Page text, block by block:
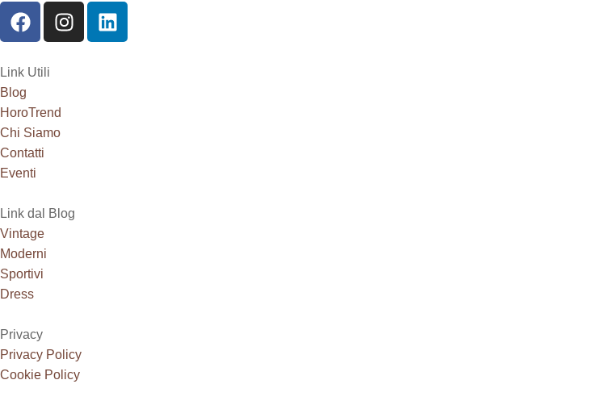
Link Utili
Blog
HoroTrend
Chi Siamo
Contatti
Eventi
Link dal Blog
Vintage
Moderni
Sportivi
Dress
Privacy
Privacy Policy
Cookie Policy